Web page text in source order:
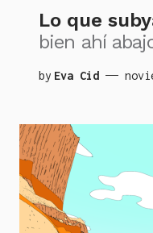
Lo que
bien ahí
by Eva Cid